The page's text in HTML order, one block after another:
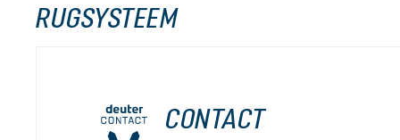
RUGSYSTEEM
CONTACT